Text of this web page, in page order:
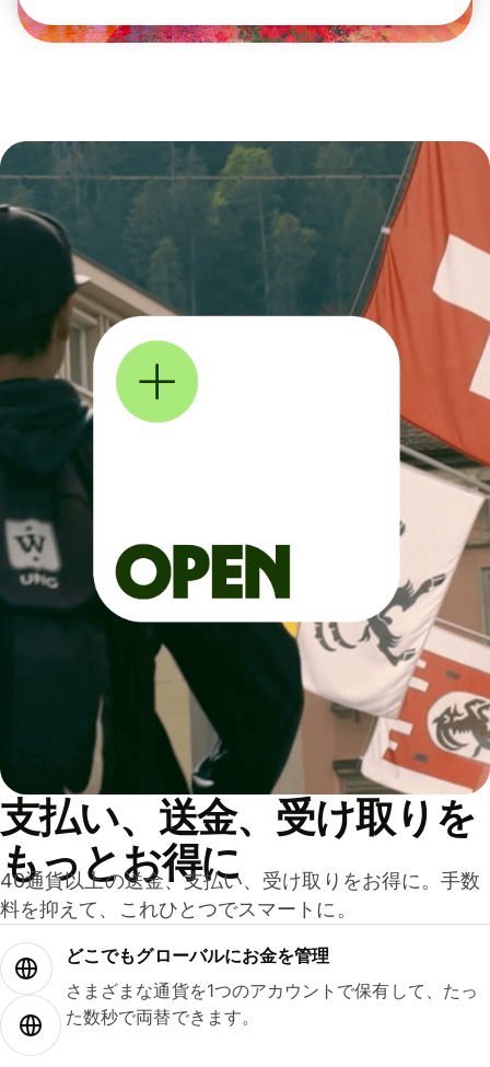
支払い、送金、受け取りを
もっとお得に
40通貨以上の送金、支払い、受け取りをお得に。手数
料を抑えて、これひとつでスマートに。
どこでもグ⁠ロ⁠ー⁠バ⁠ルにお金を管理
さまざまな通貨を1つのアカウントで保有して、たっ
た数秒で両替できます。